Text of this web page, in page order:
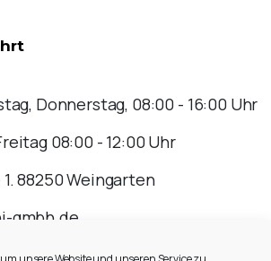
Donnerstag, 08:00 - 16:00 Uhr
08:00 - 12:00 Uhr
88250 Weingarten
gmbh.de